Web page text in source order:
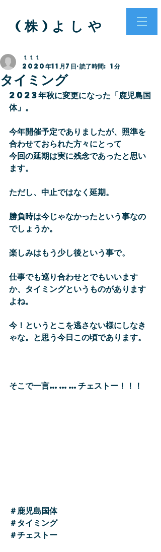
( 株 ) よ し や
タイミング
ｔｔｔ
2020年11月7日 読了時間: 1分
2023年秋に変更になった「鹿児島国
体」。
今年開催予定でありましたが、照準を
合わせておられた方々にとって
今回の延期は実に残念であったと思い
ます。
ただし、中止ではなく延期。
勝負時は今じゃなかったという事なの
でしょうか。
楽しみはもう少し後という事で。
仕事でも巡り合わせとでもいいます
か、タイミングというものがあります
よね。
今！というとこを逃さない様にしなき
ゃな。と思う今日この頃であります。
そこで一言………チェストー！！！
＃鹿児島国体
＃タイミング
＃チェストー